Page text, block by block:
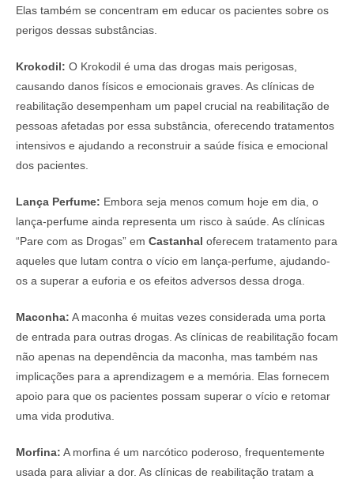
Elas também se concentram em educar os pacientes sobre os
perigos dessas substâncias.
Krokodil: O Krokodil é uma das drogas mais perigosas,
causando danos físicos e emocionais graves. As clínicas de
reabilitação desempenham um papel crucial na reabilitação de
pessoas afetadas por essa substância, oferecendo tratamentos
intensivos e ajudando a reconstruir a saúde física e emocional
dos pacientes.
Lança Perfume: Embora seja menos comum hoje em dia, o
lança-perfume ainda representa um risco à saúde. As clínicas
“Pare com as Drogas” em Castanhal oferecem tratamento para
aqueles que lutam contra o vício em lança-perfume, ajudando-
os a superar a euforia e os efeitos adversos dessa droga.
Maconha: A maconha é muitas vezes considerada uma porta
de entrada para outras drogas. As clínicas de reabilitação focam
não apenas na dependência da maconha, mas também nas
implicações para a aprendizagem e a memória. Elas fornecem
apoio para que os pacientes possam superar o vício e retomar
uma vida produtiva.
Morfina: A morfina é um narcótico poderoso, frequentemente
usada para aliviar a dor. As clínicas de reabilitação tratam a